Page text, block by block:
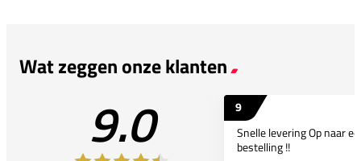
Wat zeggen onze klanten
9.0
9
Snelle levering Op naar
bestelling !!